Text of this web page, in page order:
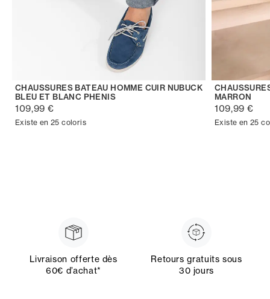
CHAUSSURES BATEAU HOMME CUIR NUBUCK
BLEU ET BLANC PHENIS
109,99 €
Existe en 25 coloris
MARRON
109,99 €
Existe en 25
Livraison offerte dès
60€ d’achat*
Retours gratuits sous
30 jours